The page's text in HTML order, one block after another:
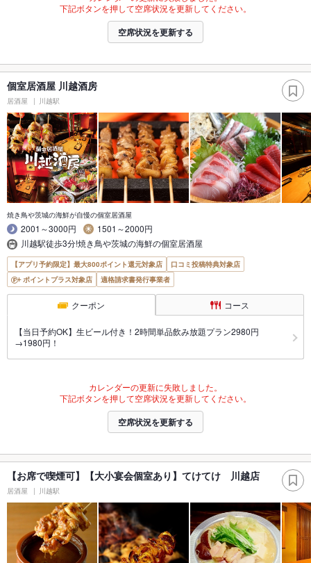
下記ボタンを押して空席状況を更新してください。
空席状況を更新する
個室居酒屋 川越酒房
居酒屋 川越駅
焼き鳥や茨城の海鮮が自慢の個室居酒屋
2001～3000円
1501～2000円
川越駅徒歩3分!焼き鳥や茨城の海鮮の個室居酒屋
【アプリ予約限定】最大800ポイント還元対象店
口コミ投稿特典対象店
ポイントプラス対象店
適格請求書発行事業者
クーポン コース
【当日予約OK】生ビール付き！2時間単品飲み放題プラン2980円
→1980円！
カレンダーの更新に失敗しました。
下記ボタンを押して空席状況を更新してください。
空席状況を更新する
【お席で喫煙可】【大小宴会個室あり】てけてけ 川越店
居酒屋 川越駅